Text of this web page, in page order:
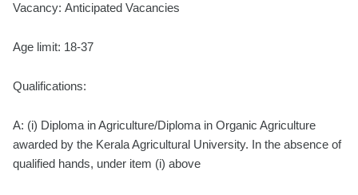
Vacancy: Anticipated Vacancies
Age limit: 18-37
Qualifications:
A: (i) Diploma in Agriculture/Diploma in Organic Agriculture
awarded by the Kerala Agricultural University. In the absence of
qualified hands, under item (i) above